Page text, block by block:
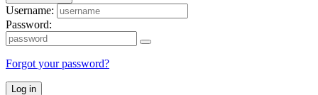
Username:
Password:
Forgot your password?
Log in